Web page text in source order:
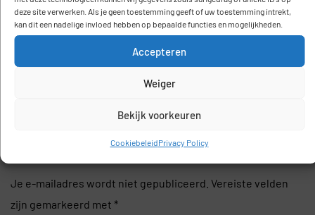
deze site verwerken. Als je geen toestemming geeft of uw toestemming intrekt,
kan dit een nadelige invloed hebben op bepaalde functies en mogelijkheden.
Accepteren
Weiger
Bekijk voorkeuren
CookiebeleidPrivacy Policy
Geen comments gevonden
Plaats een reactie
Je e-mailadres wordt niet gepubliceerd. Vereiste velden
zijn gemarkeerd met *